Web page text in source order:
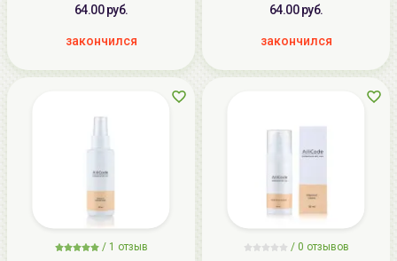
64.00 руб.
закончился
64.00 руб.
закончился
/ 1 отзыв
/ 0 отзывов